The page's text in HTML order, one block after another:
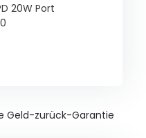
20W Port
Geld-zurück-Garantie